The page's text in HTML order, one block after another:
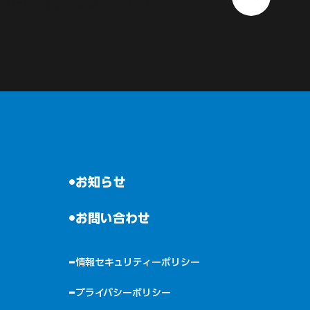
お知らせ
お問い合わせ
情報セキュリティーポリシー
プライバシーポリシー